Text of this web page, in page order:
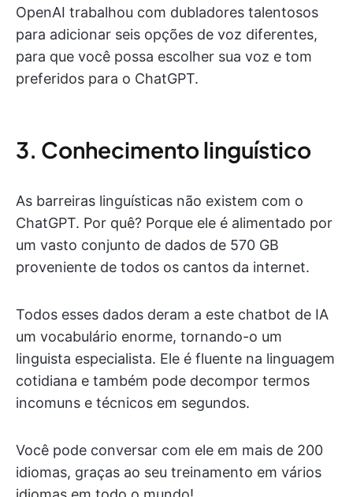
OpenAI trabalhou com dubladores talentosos
para adicionar seis opções de voz diferentes,
para que você possa escolher sua voz e tom
preferidos para o ChatGPT.
3. Conhecimento linguístico
As barreiras linguísticas não existem com o
ChatGPT. Por quê? Porque ele é alimentado por
um vasto conjunto de dados de 570 GB
proveniente de todos os cantos da internet.
Todos esses dados deram a este chatbot de IA
um vocabulário enorme, tornando-o um
linguista especialista. Ele é fluente na linguagem
cotidiana e também pode decompor termos
incomuns e técnicos em segundos.
Você pode conversar com ele em mais de 200
idiomas, graças ao seu treinamento em vários